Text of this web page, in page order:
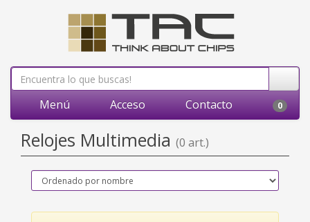
Menú Acceso Contacto 0
Relojes Multimedia (0 art.)